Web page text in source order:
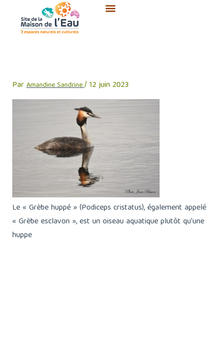
contenu
ParAmandine Sandrine/12 juin 2023
Le « Grèbe huppé » (Podiceps cristatus), également appelé
« Grèbe esclavon », est un oiseau aquatique plutôt qu’une
huppe